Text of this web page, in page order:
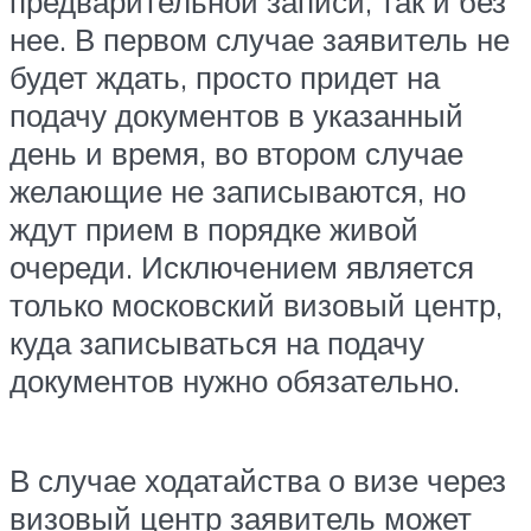
нее. В первом случае заявитель не
будет ждать, просто придет на
подачу документов в указанный
день и время, во втором случае
желающие не записываются, но
ждут прием в порядке живой
очереди. Исключением является
только московский визовый центр,
куда записываться на подачу
документов нужно обязательно.
В случае ходатайства о визе через
визовый центр заявитель может